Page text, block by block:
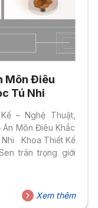
Môn Điêu
Tú Nhi
– Nghệ Thuật,
Môn Điêu Khắc
Khoa Thiết Kế
trân trọng giới
Xem thêm